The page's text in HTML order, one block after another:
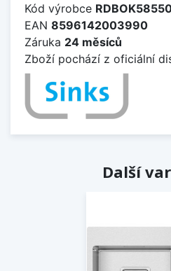
Kód výrobce
EAN 8596142003990
Záruka 24 měsíců
Zboží pochází z oficiální
Další